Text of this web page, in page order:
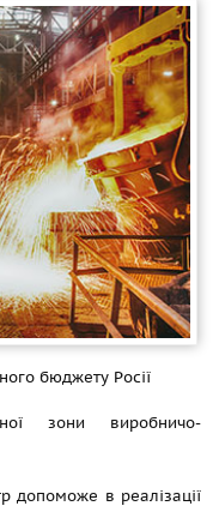
бюджету Росії
зони виробничо-
допоможе в реалізації